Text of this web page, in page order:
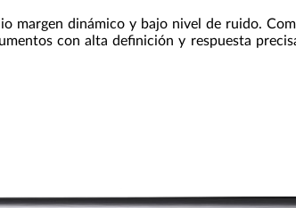
margen dinámico y bajo nivel de ruido.
con alta definición y respuesta